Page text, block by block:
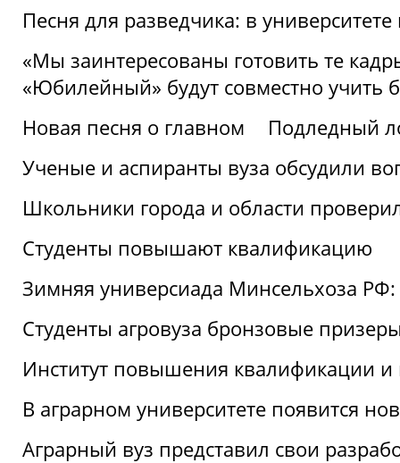
Песня для разведчика: в
«Мы заинтересованы готовить те
«Юбилейный» будут совместно учить
Новая песня о главном
Подледный
Ученые и аспиранты вуза обсудили
Школьники города и области
Студенты повышают квалификацию
Зимняя универсиада Минсельхоза
Студенты агровуза бронзовые
Институт повышения квалификации и
В аграрном университете появится
Аграрный вуз представил свои